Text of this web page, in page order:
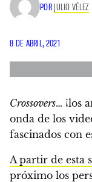
POR JULIO VÉLEZ
8 DE ABRIL, 2021
Crossovers… ¡los
onda de los
fascinados con
A partir de esta
próximo los